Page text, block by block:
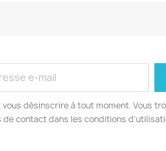
vous désinscrire à tout moment. Vous
de contact dans les conditions